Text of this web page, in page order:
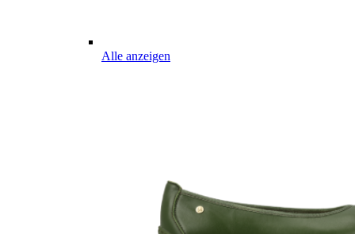
Alle anzeigen